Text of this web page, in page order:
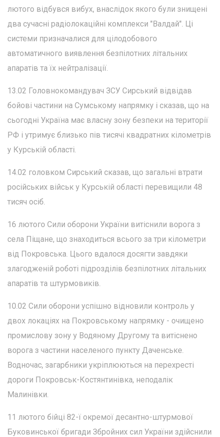
лютого відбувся вибух, внаслідок якого були знищені
два сучасні радіолокаційні комплекси "Валдай". Ці
системи призначалися для цілодобового
автоматичного виявлення безпілотних літальних
апаратів та їх нейтралізації.
13.02 Головнокомандувач ЗСУ Сирський відвідав
бойові частини на Сумському напрямку і сказав, що на
сьогодні Україна має власну зону безпеки на території
РФ і утримує близько пів тисячі квадратних кілометрів
у Курській області.
14.02 головком Сирський сказав, що загальні втрати
російських військ у Курській області перевищили 48
тисяч осіб.
16 лютого Сили оборони України витіснили ворога з
села Піщане, що знаходиться всього за три кілометри
від Покровська. Цього вдалося досягти завдяки
злагодженій роботі підрозділів безпілотних літальних
апаратів та штурмовиків.
10.02 Сили оборони успішно відновили контроль у
двох локаціях на Покровському напрямку - очищено
промислову зону у Водяному Другому та витіснено
ворога з частини населеного пункту Даченське.
Водночас, загарбники укріплюються на перехресті
дороги Покровськ-Костянтинівка, неподалік
Малинівки.
11 лютого бійці 82-ї окремої десантно-штурмової
Буковинської бригади Збройних сил України здійснили